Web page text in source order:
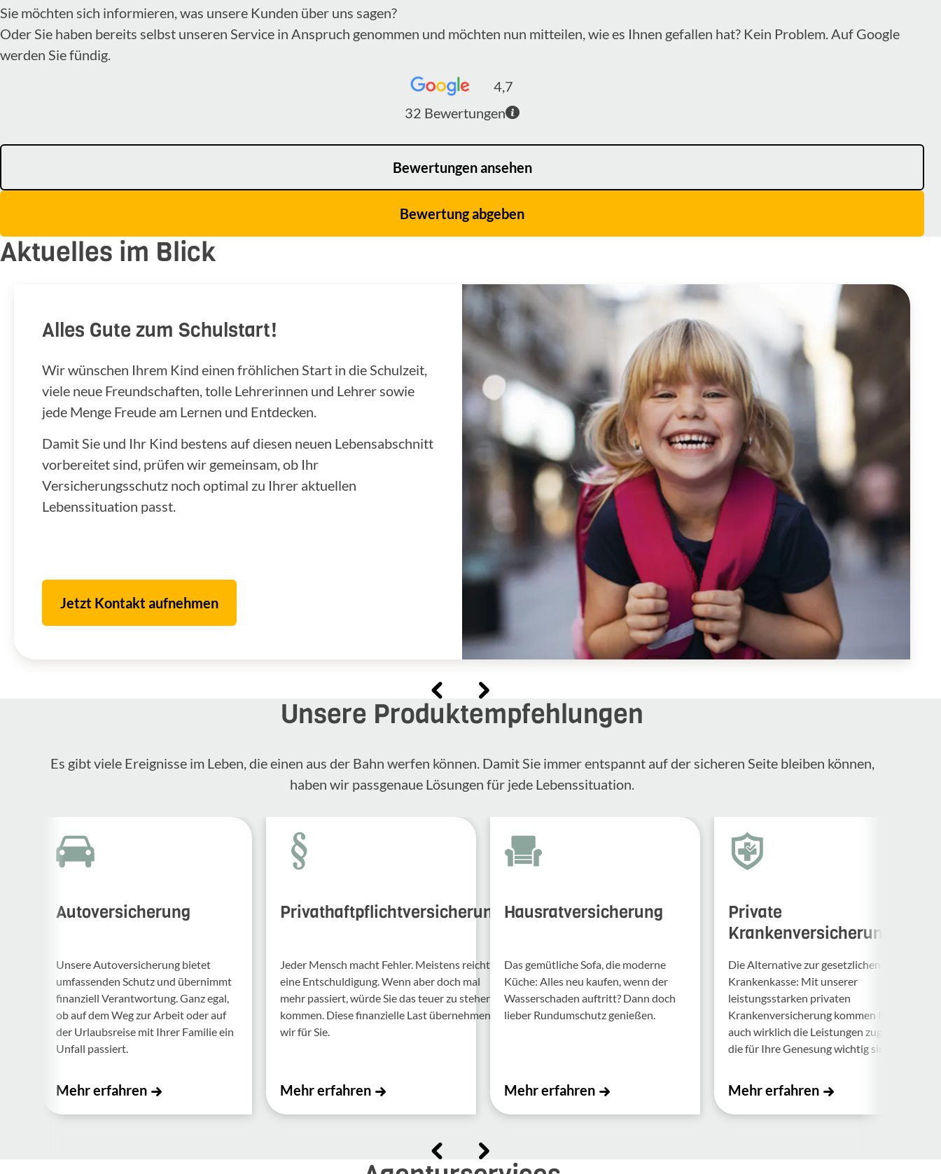
Sie möchten sich informieren, was unsere Kunden über uns sagen?
Oder Sie haben bereits selbst unseren Service in Anspruch genommen und möchten nun mitteilen, wie es Ihnen gefallen hat? Kein Problem. Auf Google
werden Sie fündig.
4,7
32 Bewertungen
Bewertungen ansehen
Bewertung abgeben
Aktuelles im Blick
Alles Gute zum Schulstart!
Wir wünschen Ihrem Kind einen fröhlichen Start in die Schulzeit,
viele neue Freundschaften, tolle Lehrerinnen und Lehrer sowie
jede Menge Freude am Lernen und Entdecken.
Damit Sie und Ihr Kind bestens auf diesen neuen Lebensabschnitt
vorbereitet sind, prüfen wir gemeinsam, ob Ihr
Versicherungsschutz noch optimal zu Ihrer aktuellen
Lebenssituation passt.
Jetzt Kontakt aufnehmen
Unsere Produktempfehlungen
Es gibt viele Ereignisse im Leben, die einen aus der Bahn werfen können. Damit Sie immer entspannt auf der sicheren Seite bleiben können,
haben wir passgenaue Lösungen für jede Lebenssituation.
Autoversicherung
Unsere Auto­ver­si­che­rung bietet
umfas­senden Schutz und über­nimmt
finan­ziell Verant­wor­tung. Ganz egal,
ob auf dem Weg zur Arbeit oder auf
der Urlaubs­reise mit Ihrer Familie ein
Unfall passiert.
Mehr erfahren
Privathaftpflichtversicherung
Jeder Mensch macht Fehler. Meis­tens reicht
eine Entschul­di­gung. Wenn aber doch mal
mehr passiert, würde Sie das teuer zu stehen
kommen. Diese finan­zi­elle Last über­nehmen
wir für Sie.
Mehr erfahren
Hausratversicherung
Das gemütliche Sofa, die moderne
Küche: Alles neu kaufen, wenn der
Wasserschaden auftritt? Dann doch
lieber Rundumschutz genießen.
Mehr erfahren
Private
Krankenversicherung
Die Alternative zur gesetzlichen
Krankenkasse: Mit unserer
leistungsstarken privaten
Krankenversicherung kommen Ihnen
auch wirklich die Leistungen zugute,
die für Ihre Genesung wichtig sind.
Mehr erfahren